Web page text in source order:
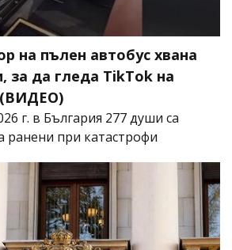
на пълен автобус хвана
за да гледа TikTok на
(ВИДЕО)
г. в България 277 души са
ранени при катастрофи